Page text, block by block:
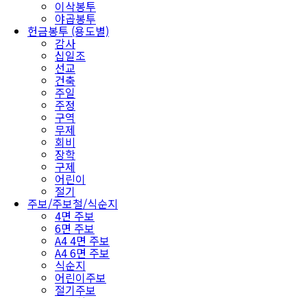
이삭봉투
야곱봉투
헌금봉투 (용도별)
감사
십일조
선교
건축
주일
주정
구역
무제
회비
장학
구제
어린이
절기
주보/주보철/식순지
4면 주보
6면 주보
A4 4면 주보
A4 6면 주보
식순지
어린이주보
절기주보